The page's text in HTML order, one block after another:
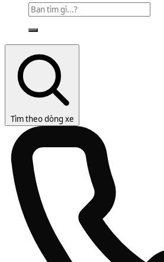
Tìm theo dòng xe